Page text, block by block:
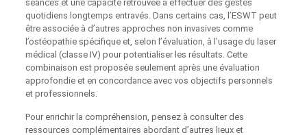
séances et une capacité retrouvée à effectuer des gestes
quotidiens longtemps entravés. Dans certains cas, l’ESWT peut
être associée à d’autres approches non invasives comme
l’ostéopathie spécifique et, selon l’évaluation, à l’usage du laser
médical (classe IV) pour potentialiser les résultats. Cette
combinaison est proposée seulement après une évaluation
approfondie et en concordance avec vos objectifs personnels
et professionnels.
Pour enrichir la compréhension, pensez à consulter des
ressources complémentaires abordant d’autres lieux et